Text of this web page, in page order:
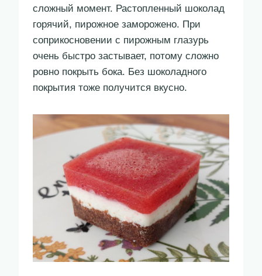
сложный момент. Растопленный шоколад
горячий, пирожное заморожено. При
соприкосновении с пирожным глазурь
очень быстро застывает, потому сложно
ровно покрыть бока. Без шоколадного
покрытия тоже получится вкусно.